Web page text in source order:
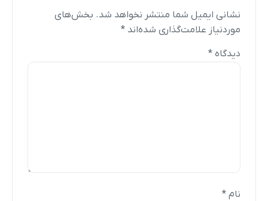
نشانی ایمیل شما منتشر نخواهد شد. بخش‌های
موردنیاز علامت‌گذاری شده‌اند*
دیدگاه*
نام*